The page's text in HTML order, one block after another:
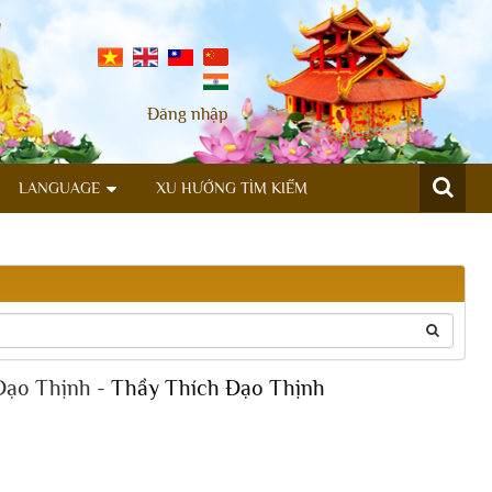
Đăng nhập
LANGUAGE XU HƯỚNG TÌM KIẾM
Thịnh - Thầy Thích Đạo Thịnh